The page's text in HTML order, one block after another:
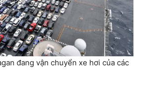
đang vận chuyển xe hơi của các